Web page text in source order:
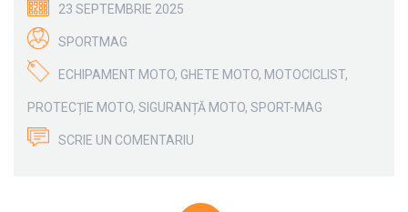
23 SEPTEMBRIE 2025
SPORTMAG
ECHIPAMENT MOTO, GHETE MOTO, MOTOCICLIST,
PROTECȚIE MOTO, SIGURANȚĂ MOTO, SPORT-MAG
SCRIE UN COMENTARIU